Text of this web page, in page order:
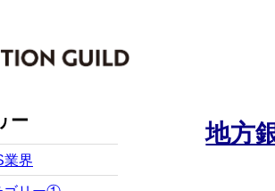
ー
業界
地方